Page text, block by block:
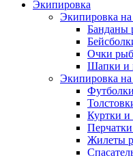
Экипировка
Экипировка на
Банданы
Очки
Шапки и
Экипировка на
Куртки
Жилеты